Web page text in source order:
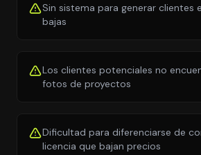
Sin sistema para generar clientes
bajas
Los clientes potenciales no
fotos de proyectos
Dificultad para diferenciarse de
licencia que bajan precios